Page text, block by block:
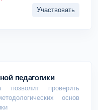
Участвовать
педагогики
позволит проверить
основ